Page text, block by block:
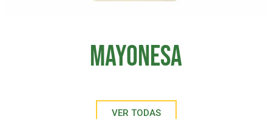
MAYONESA
VER TODAS